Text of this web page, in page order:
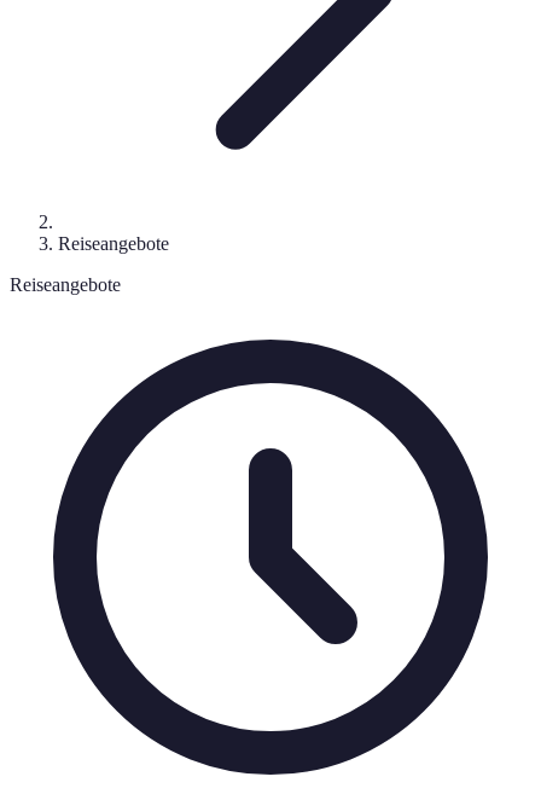
Reiseangebote
Reiseangebote